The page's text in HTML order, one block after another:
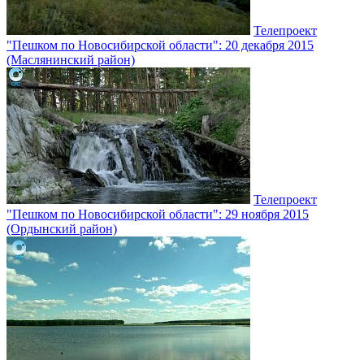
Телепроект
"Пешком по Новосибирской области": 20 декабря 2015
(Маслянинский район)
Телепроект
"Пешком по Новосибирской области": 29 ноября 2015
(Ордынский район)